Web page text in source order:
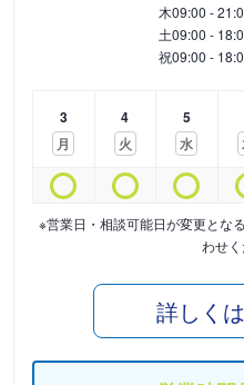
木09:00 -
土09:00 -
祝09:00 -
3
月
4
火
5
水
※営業日・相談可能日が変更とな
わせく
詳しく